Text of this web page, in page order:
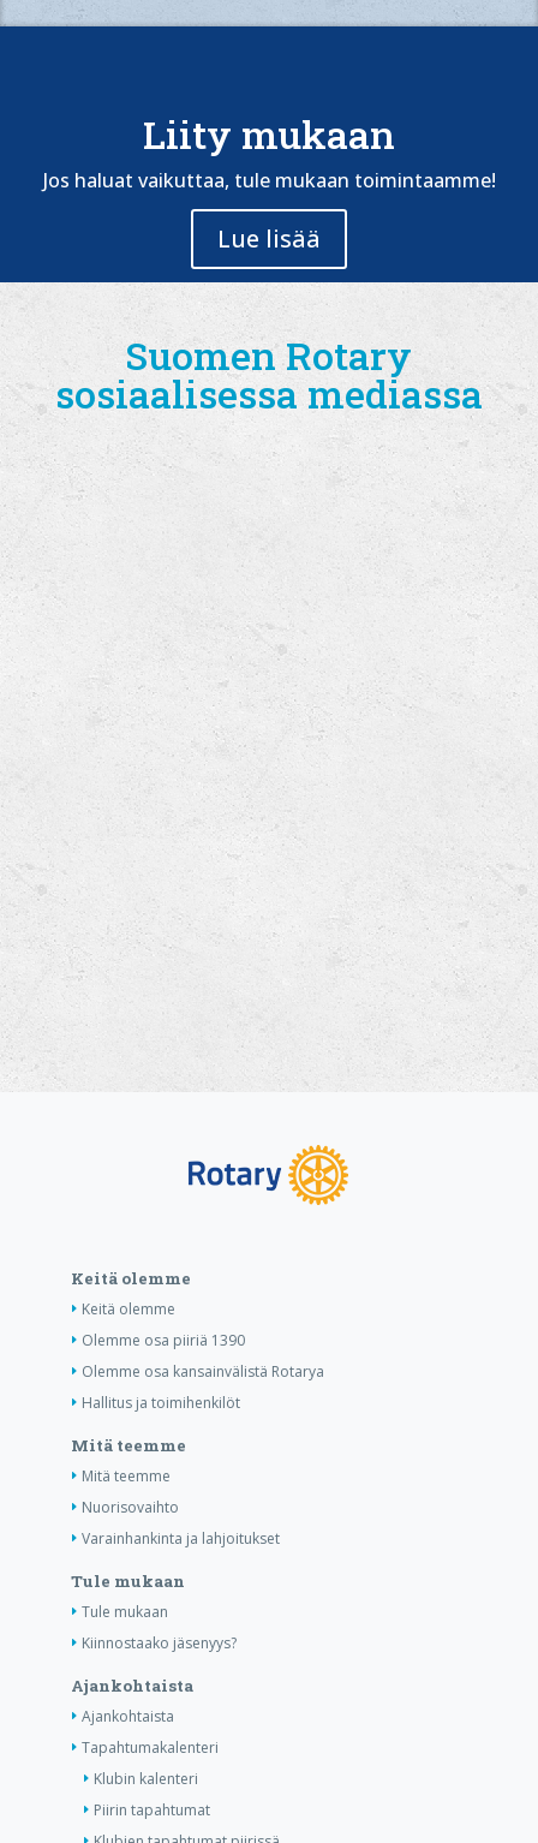
Liity mukaan
Jos haluat vaikuttaa, tule mukaan toimintaamme!
Lue lisää
Suomen Rotary
sosiaalisessa mediassa
Keitä olemme
Keitä olemme
Olemme osa piiriä 1390
Olemme osa kansainvälistä Rotarya
Hallitus ja toimihenkilöt
Mitä teemme
Mitä teemme
Nuorisovaihto
Varainhankinta ja lahjoitukset
Tule mukaan
Tule mukaan
Kiinnostaako jäsenyys?
Ajankohtaista
Ajankohtaista
Tapahtumakalenteri
Klubin kalenteri
Piirin tapahtumat